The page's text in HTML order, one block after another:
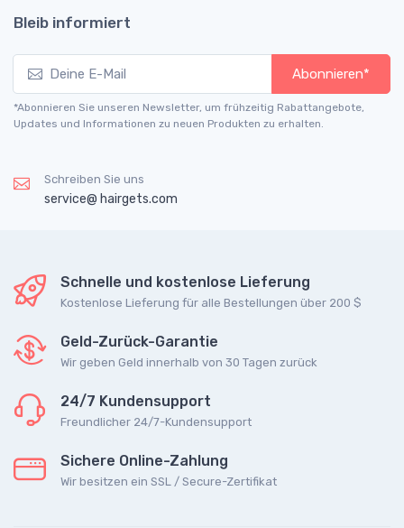
Bleib informiert
Abonnieren*
*Abonnieren Sie unseren Newsletter, um frühzeitig Rabattangebote,
Updates und Informationen zu neuen Produkten zu erhalten.
Schreiben Sie uns
service@ hairgets.com
Schnelle und kostenlose Lieferung
Kostenlose Lieferung für alle Bestellungen über 200 $
Geld-Zurück-Garantie
Wir geben Geld innerhalb von 30 Tagen zurück
24/7 Kundensupport
Freundlicher 24/7-Kundensupport
Sichere Online-Zahlung
Wir besitzen ein SSL / Secure-Zertifikat